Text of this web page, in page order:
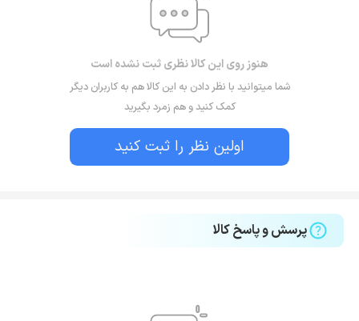
هنوز روی این کالا نظری ثبت نشده است
شما میتوانید با نظر دادن به این کالا هم به کاربران دیگر
کمک کنید و هم زمرد بگیرید
اولین نظر را ثبت کنید
پرسش و پاسخ کالا